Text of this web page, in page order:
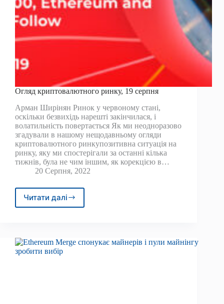
Огляд криптовалютного ринку, 19 серпня
Арман Ширінян Ринок у червоному стані,
оскільки безвихідь нарешті закінчилася, і
волатильність повертається Як ми неодноразово
згадували в нашому нещодавньому огляди
криптовалютного ринкупозитивна ситуація на
ринку, яку ми спостерігали за останні кілька
тижнів, була не чим іншим, як корекцією в…
20 Серпня, 2022
Читати далі
Огляд
криптовалютного
серпня